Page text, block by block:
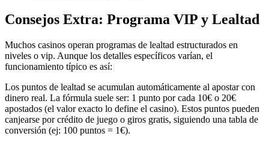
Consejos Extra: Programa VIP y Lealtad
Muchos casinos operan programas de lealtad estructurados en
niveles o vip. Aunque los detalles específicos varían, el
funcionamiento típico es así:
Los puntos de lealtad se acumulan automáticamente al apostar con
dinero real. La fórmula suele ser: 1 punto por cada 10€ o 20€
apostados (el valor exacto lo define el casino). Estos puntos pueden
canjearse por crédito de juego o giros gratis, siguiendo una tabla de
conversión (ej: 100 puntos = 1€).